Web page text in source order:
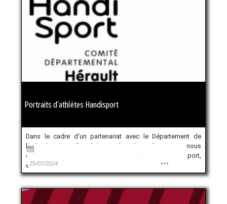
Portraits d’athlètes Handisport
Dans le cadre d’un partenariat avec le Département de
l’Hérault et le Collectif des Radio Libres d’Occitanie, nous
avons réalisé une série de portraits d’athlètes handisport,
en amont des Jeux […]
25/07/2024